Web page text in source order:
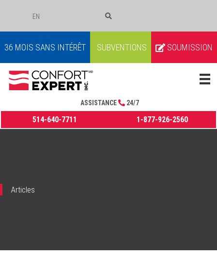
EN
36 MOIS SANS INTÉRÊT SUBVENTIONS SOUMISSION
ASSISTANCE 24/7
514-640-7711 1-877-926-2560
Articles